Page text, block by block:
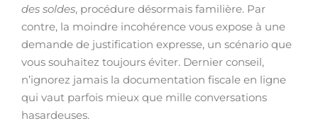
des soldes, procédure désormais familière. Par
contre, la moindre incohérence vous expose à une
demande de justification expresse, un scénario que
vous souhaitez toujours éviter. Dernier conseil,
n’ignorez jamais la documentation fiscale en ligne
qui vaut parfois mieux que mille conversations
hasardeuses.